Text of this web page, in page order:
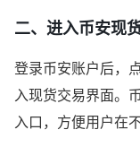
二、进入币安现
登录币安账户后，
入现货交易界面。
入口，方便用户在